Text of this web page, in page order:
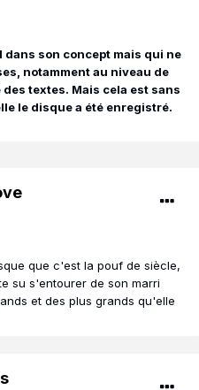
dans son concept mais qui ne
notamment au niveau de
textes. Mais cela est sans
le disque a été enregistré.
que c'est la pouf de siècle,
su s'entourer de son marri
et des plus grands qu'elle